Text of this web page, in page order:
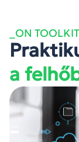
_ON TOOLKIT
a